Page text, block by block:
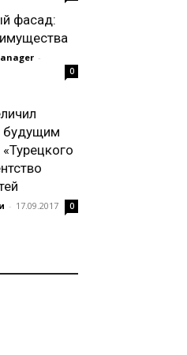
фасад:
-
0
будущим
- 17.09.2017 0